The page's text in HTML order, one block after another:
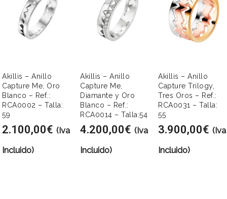
Akillis – Anillo
Capture Me, Oro
Blanco – Ref.:
RCA0002 – Talla:
59
2.100,00€ (Iva
Incluido)
Akillis – Anillo
Capture Me,
Diamante y Oro
Blanco – Ref.:
RCA0014 – Talla:54
4.200,00€ (Iva
Incluido)
Akillis – Anillo
Capture Trilogy,
Tres Oros – Ref.:
RCA0031 – Talla:
55
3.900,00€ (Iva
Incluido)